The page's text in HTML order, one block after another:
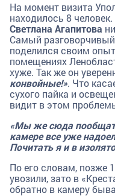
На момент визита
находилось 8
Светлана Агапитова
Самый
поделился своим
помещениях
хуже. Так же он
конвойные!». Что
сухого пайка и
видит в этом
«Мы же сюда
камере все уже
Почитать я и в
По его словам, позже
увозили, зато в
обратно в камеру